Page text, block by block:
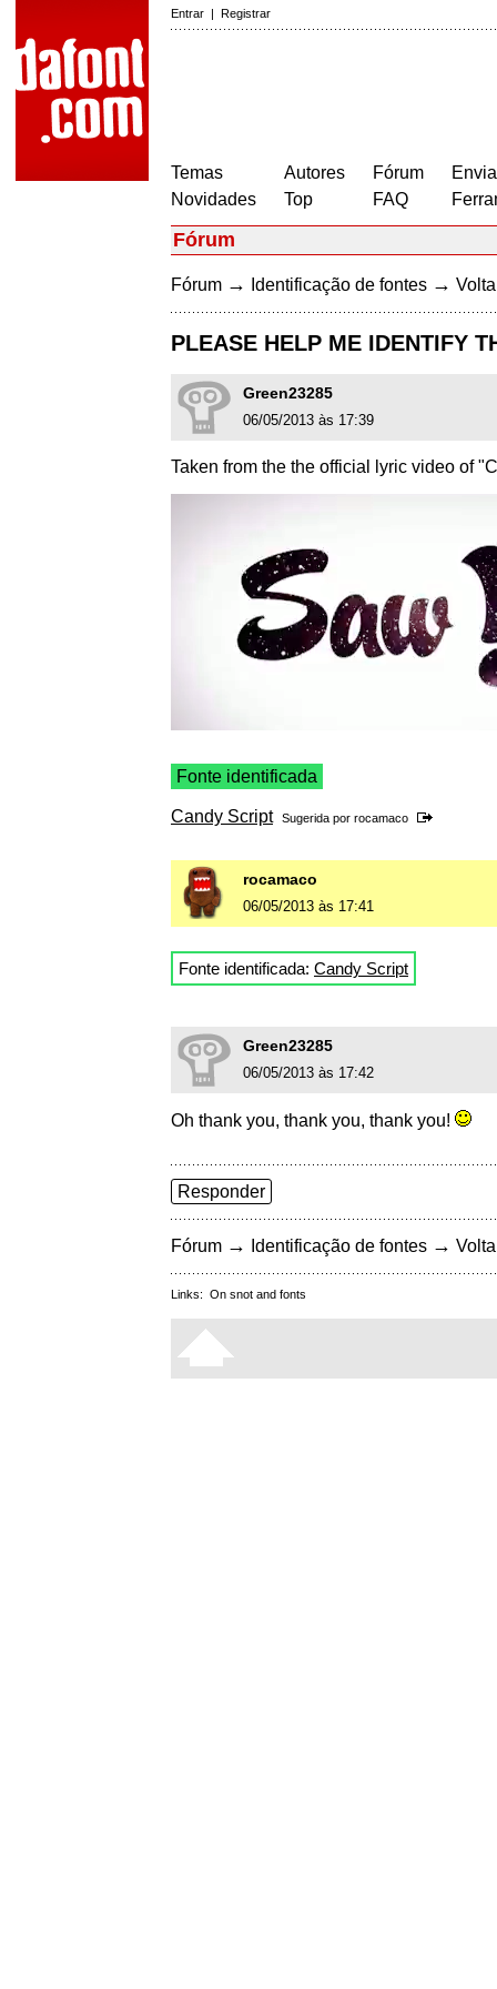
Entrar | Registrar
Temas
Novidades
Autores
Top
Fórum
FAQ
Fórum
Fórum → Identificação de fontes →
PLEASE HELP ME IDENTIFY
Green23285
06/05/2013 às 17:39
Taken from the the official lyric video of
Fonte identificada
Candy Script Sugerida por rocamaco
rocamaco
06/05/2013 às 17:41
Fonte identificada: Candy Script
Green23285
06/05/2013 às 17:42
Oh thank you, thank you, thank you!
Responder
Fórum → Identificação de fontes →
Links: On snot and fonts